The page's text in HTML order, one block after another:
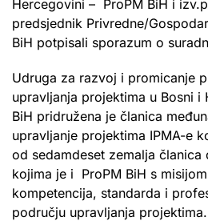
Hercegovini – ProPM BiH i
predsjednik Privredne/
BiH potpisali sporazum o
Udruga za razvoj i promicanje
upravljanja projektima u Bosni i
BiH pridružena je članica
upravljanje projektima IPMA-e
od sedamdeset zemalja članica
kojima je i ProPM BiH s
kompetencija, standarda i
području upravljanja projektima.